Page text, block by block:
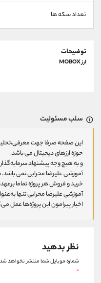
تعداد سکه ها
توضیحات
ارز MOBOX
سلب مسئولیت
این صفحه صرفا جهت
حوزه ارزهای دیجیتال می باشد.
و به هیچ وجه پیشنهاد
آموزشی علیرضا محرابی نمی
خرید و فروش هر پروژه تماما
آموزشی علیرضا محرابی تنها
اخبار پیرامون این پروژه‌‌ها عمل
نظر بدهید
شماره موبایل شما منتشر نخواهد
*